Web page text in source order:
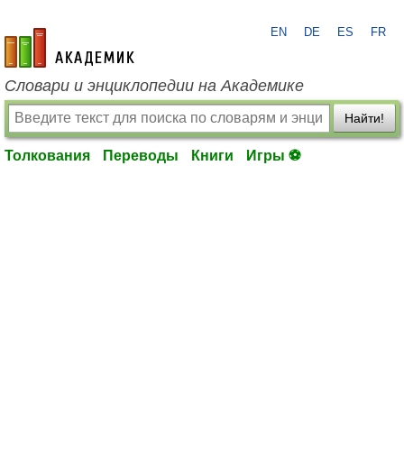
academic.ru
EN DE ES FR
Словари и энциклопедии на Академике
Найти!
Толкования Переводы Книги Игры ⚽